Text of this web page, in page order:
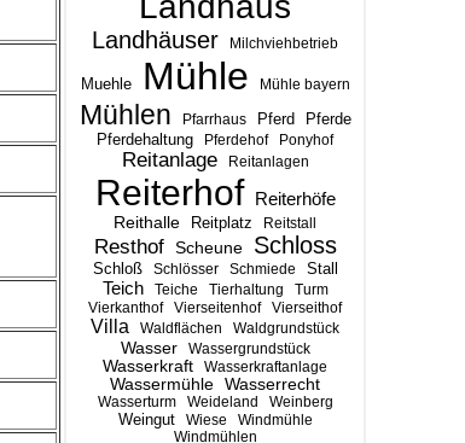
Landhäuser Milchviehbetrieb
Muehle Mühle Mühle bayern
Mühlen Pfarrhaus Pferd Pferde
Pferdehaltung Pferdehof Ponyhof
Reitanlage Reitanlagen
Reiterhof Reiterhöfe
Reithalle Reitplatz Reitstall
Resthof Scheune Schloss
Schloß Schlösser Schmiede Stall
Teich Teiche Tierhaltung
Turm
Vierkanthof
Vierseitenhof Vierseithof
Villa Waldflächen Waldgrundstück
Wasser Wassergrundstück
Wasserkraft Wasserkraftanlage
Wassermühle Wasserrecht
Wasserturm Weideland Weinberg
Weingut Wiese
Windmühle
Windmühlen